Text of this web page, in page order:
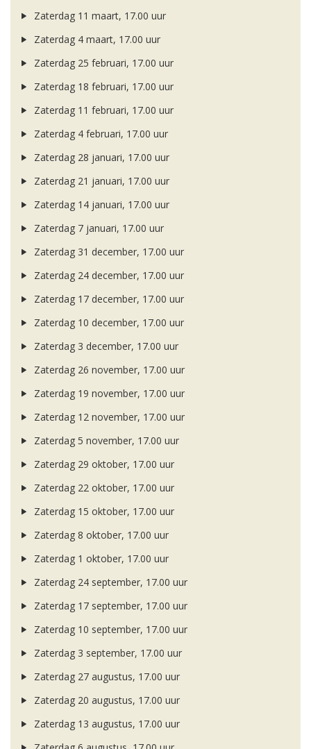
Zaterdag 11 maart, 17.00 uur
Zaterdag 4 maart, 17.00 uur
Zaterdag 25 februari, 17.00 uur
Zaterdag 18 februari, 17.00 uur
Zaterdag 11 februari, 17.00 uur
Zaterdag 4 februari, 17.00 uur
Zaterdag 28 januari, 17.00 uur
Zaterdag 21 januari, 17.00 uur
Zaterdag 14 januari, 17.00 uur
Zaterdag 7 januari, 17.00 uur
Zaterdag 31 december, 17.00 uur
Zaterdag 24 december, 17.00 uur
Zaterdag 17 december, 17.00 uur
Zaterdag 10 december, 17.00 uur
Zaterdag 3 december, 17.00 uur
Zaterdag 26 november, 17.00 uur
Zaterdag 19 november, 17.00 uur
Zaterdag 12 november, 17.00 uur
Zaterdag 5 november, 17.00 uur
Zaterdag 29 oktober, 17.00 uur
Zaterdag 22 oktober, 17.00 uur
Zaterdag 15 oktober, 17.00 uur
Zaterdag 8 oktober, 17.00 uur
Zaterdag 1 oktober, 17.00 uur
Zaterdag 24 september, 17.00 uur
Zaterdag 17 september, 17.00 uur
Zaterdag 10 september, 17.00 uur
Zaterdag 3 september, 17.00 uur
Zaterdag 27 augustus, 17.00 uur
Zaterdag 20 augustus, 17.00 uur
Zaterdag 13 augustus, 17.00 uur